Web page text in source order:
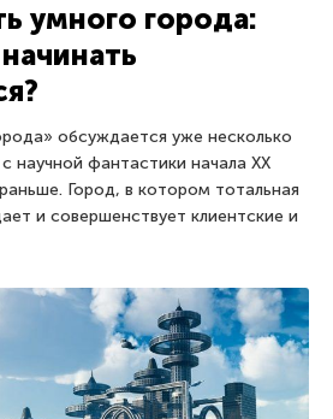
умного города:
обсуждается уже несколько
научной фантастики начала XX
Город, в котором тотальная
и совершенствует клиентские и